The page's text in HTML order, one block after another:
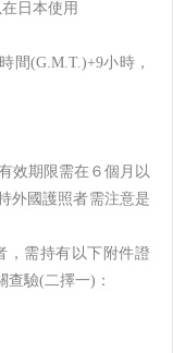
日本使用
間(G.M.T.)+9小時，
效期限需在６個月以
外國護照者需注意是
，需持有以下附件證
查驗(二擇一)：